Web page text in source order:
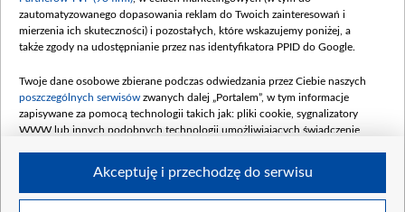
Dofinansowanie 900 000 000,00 PLN
Data podpisania umowy: LUTY 2026 (wpłata
kwiecień 180 mln, 7 maja 180 mln, 8
czerwca 90 mln)
Dofinansowanie 250 000 000,00 PLN
4 sierpnia 250 mln
zautomatyzowanego dopasowania reklam do Twoich zainteresowań i
mierzenia ich skuteczności) i pozostałych, które wskazujemy poniżej, a
także zgody na udostępnianie przez nas identyfikatora PPID do Google.
Twoje dane osobowe zbierane podczas odwiedzania przez Ciebie naszych
poszczególnych serwisów zwanych dalej „Portalem”, w tym informacje
zapisywane za pomocą technologii takich jak: pliki cookie, sygnalizatory
WWW lub innych podobnych technologii umożliwiających świadczenie
Akceptuję i przechodzę do serwisu